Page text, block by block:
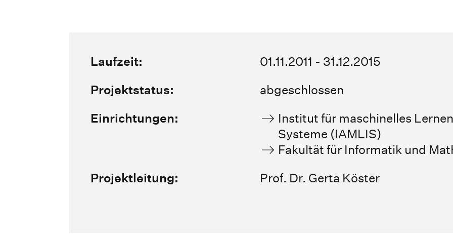
Laufzeit:
01.11.2011 - 31.12.2015
Projektstatus:
abgeschlossen
Einrichtungen:
Institut für maschinelles
Systeme (IAMLIS)
Fakultät für Informatik und
Projektleitung:
Prof. Dr. Gerta Köster